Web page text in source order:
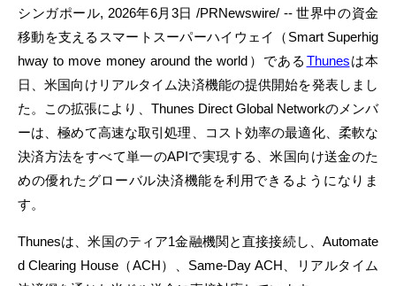
シンガポール, 2026年6月3日 /PRNewswire/ -- 世界中の資金
移動を支えるスマートスーパーハイウェイ（Smart Superhig
hway to move money around the world）である Thunesは本
日、米国向けリアルタイム決済機能の提供開始を発表しまし
た。この拡張により、Thunes Direct Global Networkのメンバ
ーは、極めて高速な取引処理、コスト効率の最適化、柔軟な
決済方法をすべて単一のAPIで実現する、米国向け送金のた
めの優れたグローバル決済機能を利用できるようになりま
す。
Thunesは、米国のティア1金融機関と直接接続し、Automate
d Clearing House（ACH）、Same-Day ACH、リアルタイム